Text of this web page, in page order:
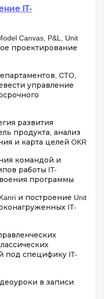
IT-
Canvas, P&L, Unit
проектирование
CTO,
управление
развития
продукта, анализ
и карта целей OKR
командой и
работы IT-
программы
и построение Unit
IT-
под специфику IT-
в записи